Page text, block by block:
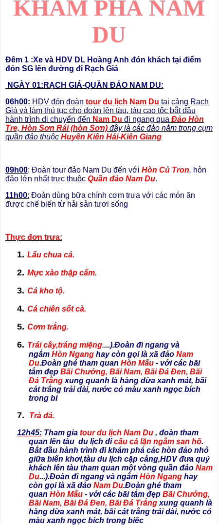
KHÁM PHÁ NAM
DU
Đêm 1 :Xe và HDV DL Hoàng Anh đón khách tại điểm
đón SG lên đường đi Rạch Giá
NGÀY 01: RẠCH GIÁ-QUẦN ĐẢO NAM DU:
06h00: HDV đón đoàn tour du lịch Nam Du tại cảng Rạch
Giá và làm thủ tục cho đoàn lên tàu, tàu cao tốc bắt đầu
hành trình di chuyển đến Nam Du đi ngang qua Đảo Hòn
Tre, Hòn Sơn Rái (hòn Sơn) đây là các đảo nằm trong cụm
quần đảo thuộc Huyên Kiên Hải-Kiên Giang
09h00: Đoàn tour đảo Nam Du đến với Hòn Củ Tron, hòn
đảo lớn nhất trực thuộc Quần đảo Nam Du.
11h00: Đoàn dùng bữa chính cơm trưa với các món ăn
được chế biến từ hải sản tươi sống
Thực đơn trưa:
1. Lẩu chua cá.
2. Mực xào thập cẩm.
3. Cá kho tộ.
4. Cá chiên sốt cà.
5. Cơm trắng.
6. Trái cây,tráng miệng....).Đoàn đi ngang và
ngắm Hòn Ngang hay còn gọi là xã đảo Nam
Du.Đoàn ghé tham quan Hòn Mấu - với các bãi
tắm đẹp Bãi Chướng, Bãi Nam, Bãi Đá Đen, Bãi
Đá Trắng xung quanh là hàng dừa xanh mát, bãi
cát trắng trải dài, nước có màu xanh ngọc bích
trong bi
7. Trà đá.
12h45: Tham gia tour du lịch Nam Du , đoàn tham
quan lên tàu du lịch đicâu cá lặn ngắm san hô.
Bắt đầu hành trình đi khám phá các hòn đảo nhỏ
giữa biển khơi,tàu du lịch cập cảng,HDV đưa quý
khách lên tàu tham quan một vòng quần đảo Nam
Du...).Đoàn đi ngang và ngắm Hòn Ngang hay
còn gọi là xã đảo Nam Du.Đoàn ghé tham
quan Hòn Mấu - với các bãi tắm đẹp Bãi Chướng,
Bãi Nam, Bãi Đá Đen, Bãi Đá Trắng xung quanh là
hàng dừa xanh mát, bãi cát trắng trải dài, nước có
màu xanh ngọc bích trong biếc